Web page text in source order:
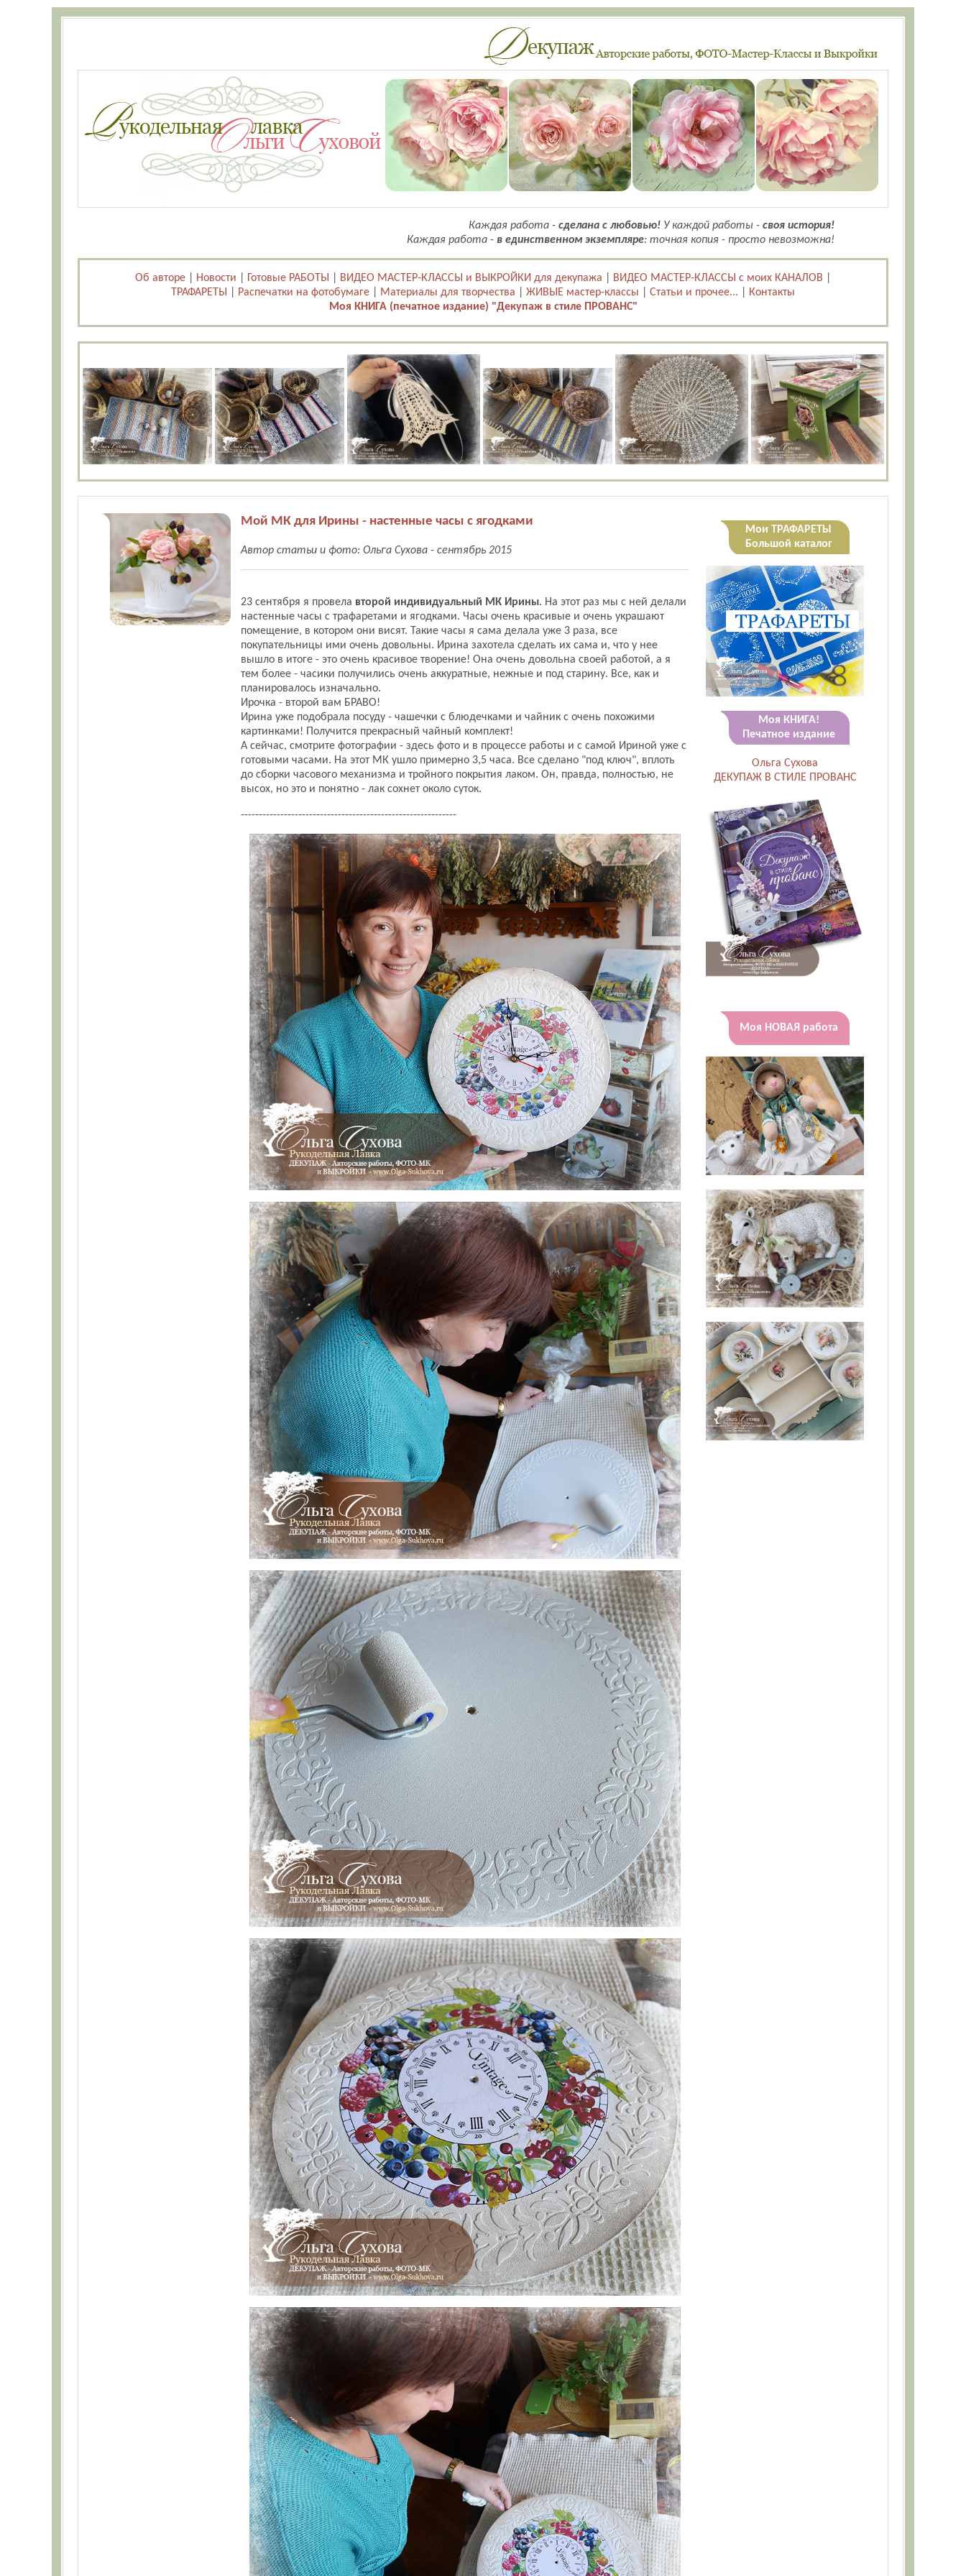
Каждая работа - сделана с любовью! У каждой работы - своя история!
Каждая работа - в единственном экземпляре: точная копия - просто невозможна!
Об авторе Новости Готовые РАБОТЫ ВИДЕО МАСТЕР-КЛАССЫ и ВЫКРОЙКИ для декупажа ВИДЕО МАСТЕР-КЛАССЫ с моих КАНАЛОВ
ТРАФАРЕТЫ
Распечатки на фотобумаге Материалы для творчества ЖИВЫЕ мастер-классы Статьи и прочее...
Контакты
Моя КНИГА (печатное издание) "Декупаж в стиле ПРОВАНС"
Мой МК для Ирины - настенные часы с ягодками
Автор статьи и фото: Ольга Сухова - сентябрь 2015
23 сентября я провела второй индивидуальный МК Ирины. На этот раз мы с ней делали
настенные часы с трафаретами и ягодками. Часы очень красивые и очень украшают
помещение, в котором они висят. Такие часы я сама делала уже 3 раза, все
покупательницы ими очень довольны. Ирина захотела сделать их сама и, что у нее
вышло в итоге - это очень красивое творение! Она очень довольна своей работой, а я
тем более - часики получились очень аккуратные, нежные и под старину. Все, как и
планировалось изначально.
Ирочка - второй вам БРАВО!
Ирина уже подобрала посуду - чашечки с блюдечками и чайник с очень похожими
картинками! Получится прекрасный чайный комплект!
А сейчас, смотрите фотографии - здесь фото и в процессе работы и с самой Ириной уже с
готовыми часами. На этот МК ушло примерно 3,5 часа. Все сделано "под ключ", вплоть
до сборки часового механизма и тройного покрытия лаком. Он, правда, полностью, не
высох, но это и понятно - лак сохнет около суток.
------------------------------------------------------------
Мои ТРАФАРЕТЫ
Большой каталог
Моя КНИГА!
Печатное издание
Ольга Сухова
ДЕКУПАЖ В СТИЛЕ ПРОВАНС
Моя НОВАЯ работа